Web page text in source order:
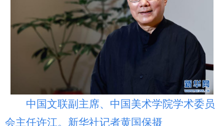
中国文联副主席、中国美术学院学术委员
会主任许江。新华社记者黄国保摄